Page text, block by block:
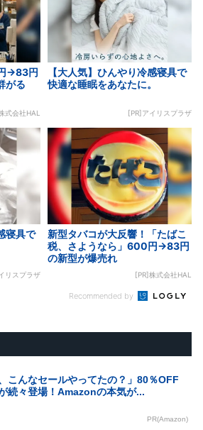
→83円
がる
式会社HAL
【大人気】ひんやり冷感寝具で
快適な睡眠をあなたに。
[PR]アイリスプラザ
寝具で
リスプラザ
新型タバコが大反響！「たばこ
税、さようなら」600円→83円
の新型が爆売れ
[PR]株式会社HAL
Recommended by
、こんなセールやってたの？」80％OFF
続々登場！Amazonの本気が...
PR(Amazon)